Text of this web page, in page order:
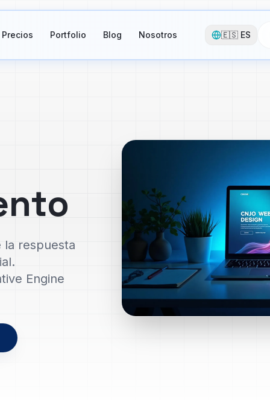
Precios Portfolio Blog Nosotros 🇪🇸 ES
la respuesta
Engine